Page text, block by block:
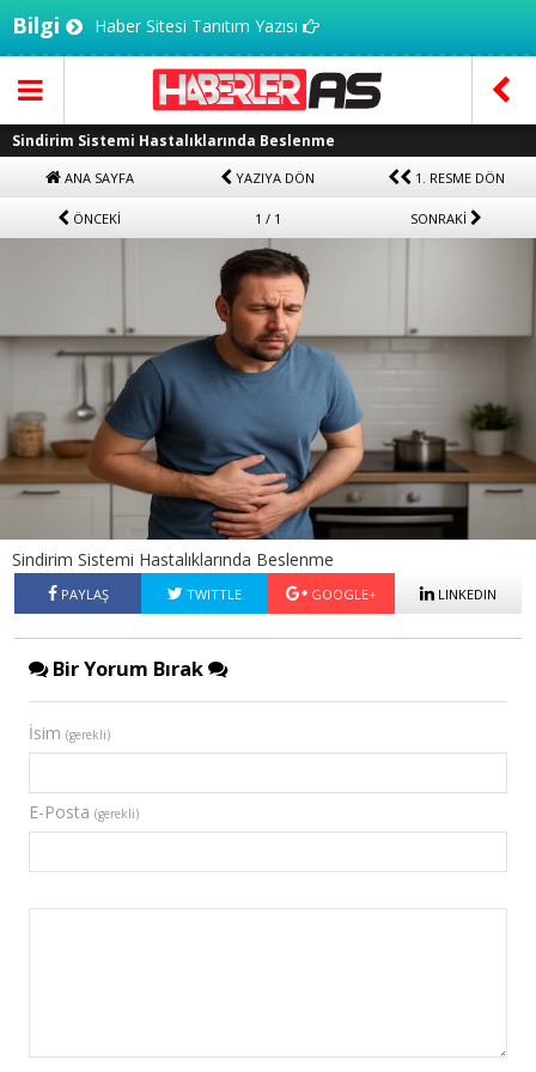
Bilgi Haber Sitesi Tanıtım Yazısı
Sindirim Sistemi Hastalıklarında Beslenme
ANA SAYFA YAZIYA DÖN 1. RESME DÖN
ÖNCEKİ 1 / 1 SONRAKİ
Sindirim Sistemi Hastalıklarında Beslenme
PAYLAŞ TWITTLE GOOGLE+ LINKEDIN
Bir Yorum Bırak
İsim (gerekli)
E-Posta (gerekli)